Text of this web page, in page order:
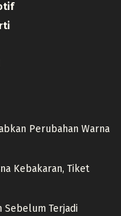
Perubahan Warna
Kebakaran, Tiket
Sebelum Terjadi